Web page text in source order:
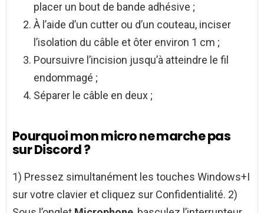
placer un bout de bande adhésive ;
À l’aide d’un cutter ou d’un couteau, inciser
l’isolation du câble et ôter environ 1 cm ;
Poursuivre l’incision jusqu’à atteindre le fil
endommagé ;
Séparer le câble en deux ;
Pourquoi mon micro ne marche pas
sur Discord ?
1) Pressez simultanément les touches Windows+I
sur votre clavier et cliquez sur Confidentialité. 2)